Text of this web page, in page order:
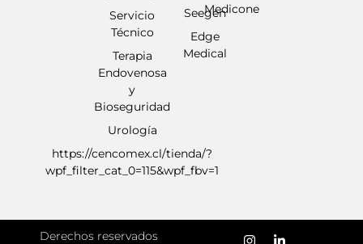
Servicio
Técnico
Terapia
Endovenosa
y
Bioseguridad
Urología
https://cencomex.cl/tienda/?
wpf_filter_cat_0=115&wpf_fbv=1
Seegen
Edge
Medical
Medicone
Derechos reservados